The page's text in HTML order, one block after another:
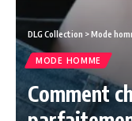
DLG Collection >Mode
MODE HOMME
Comment